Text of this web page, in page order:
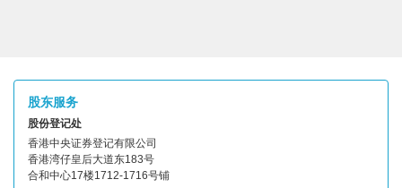
股东服务
股份登记处
香港中央证券登记有限公司
香港湾仔皇后大道东183号
合和中心17楼1712-1716号铺